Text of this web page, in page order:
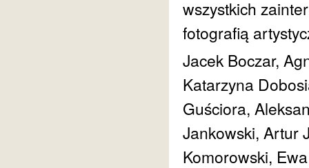
wszystkich
fotografią
Jacek Boczar,
Katarzyna
Guściora,
Jankowski, Artur
Komorowski,